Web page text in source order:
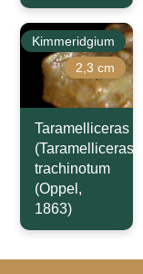
Kimmeridgium
2,3 cm
Taramelliceras
(Taramelliceras)
trachinotum
(Oppel,
1863)